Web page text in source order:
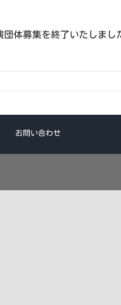
体募集を終了いたしまし
お問い合わせ